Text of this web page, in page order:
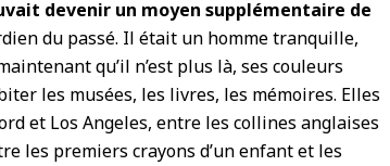
devenir un moyen supplémentaire de
du passé. Il était un homme tranquille,
qu’il n’est plus là, ses couleurs
les musées, les livres, les mémoires. Elles
et Los Angeles, entre les collines anglaises
les premiers crayons d’un enfant et les